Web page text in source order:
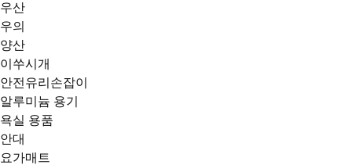
우산
우의
양산
이쑤시개
안전유리손잡이
알루미늄 용기
욕실 용품
안대
요가매트